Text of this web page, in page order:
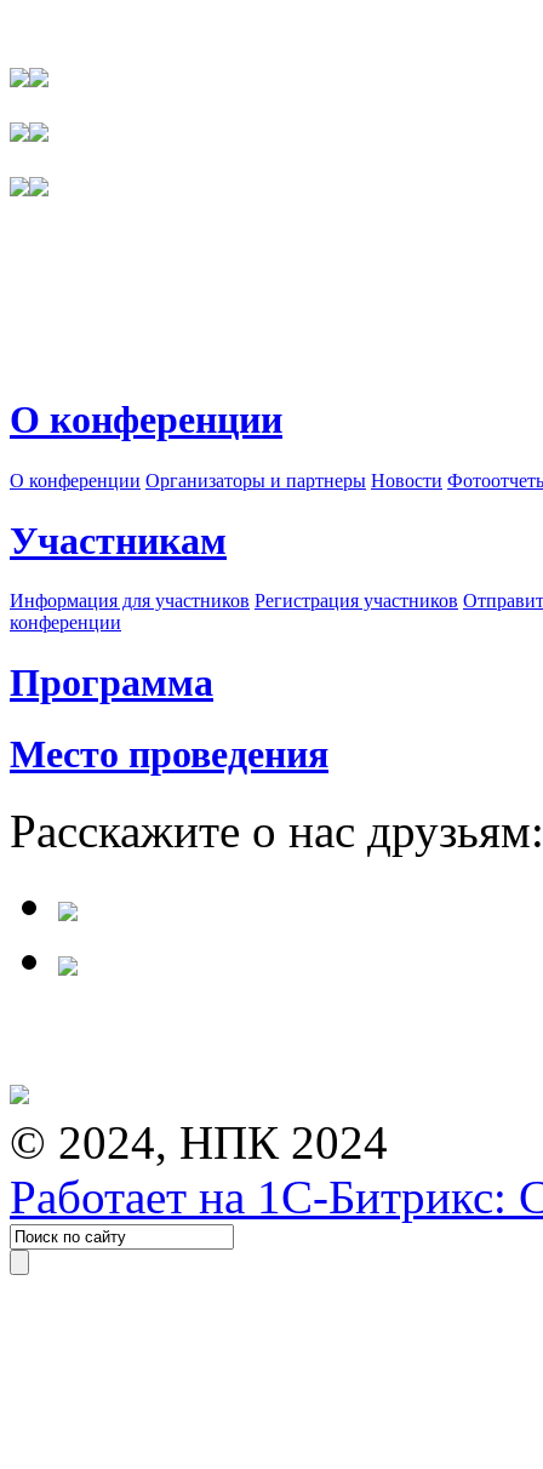
О конференции
О конференции Организаторы и партнеры Новости
Участникам
Информация для участников Регистрация участников
конференции
Программа
Место проведения
Расскажите о нас друзьям:
© 2024, НПК 2024
Работает на 1С-Битрикс: